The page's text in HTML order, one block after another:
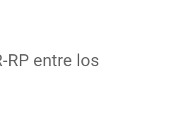
RP entre los